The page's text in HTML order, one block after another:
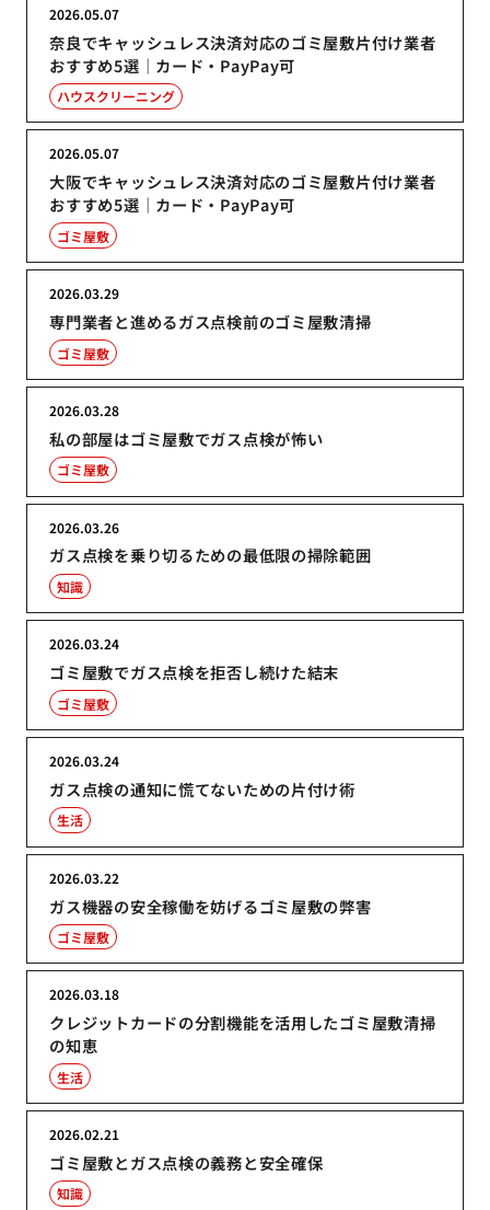
奈良でキャッシュレス決済対応のゴミ屋敷片付け業者
おすすめ5選｜カード・PayPay可
2026.05.07
ハウスクリーニング
大阪でキャッシュレス決済対応のゴミ屋敷片付け業者
おすすめ5選｜カード・PayPay可
2026.05.07
ゴミ屋敷
専門業者と進めるガス点検前のゴミ屋敷清掃
2026.03.29
ゴミ屋敷
私の部屋はゴミ屋敷でガス点検が怖い
2026.03.28
ゴミ屋敷
ガス点検を乗り切るための最低限の掃除範囲
2026.03.26
知識
ゴミ屋敷でガス点検を拒否し続けた結末
2026.03.24
ゴミ屋敷
ガス点検の通知に慌てないための片付け術
2026.03.24
生活
ガス機器の安全稼働を妨げるゴミ屋敷の弊害
2026.03.22
ゴミ屋敷
クレジットカードの分割機能を活用したゴミ屋敷清掃
の知恵
2026.03.18
生活
ゴミ屋敷とガス点検の義務と安全確保
2026.02.21
知識